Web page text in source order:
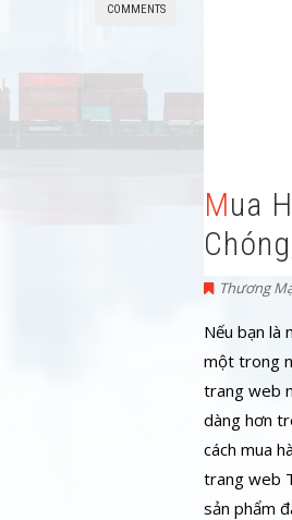
COMMENTS
Mua Hàng Trên Taobao Bằng Tiếng Việt Nhanh
Thương
Nếu bạn là
một trong
trang web
dàng hơn
cách mua
trang web
sản phẩm